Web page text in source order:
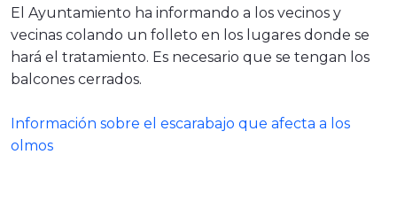
El Ayuntamiento ha informando a los vecinos y
vecinas colando un folleto en los lugares donde se
hará el tratamiento. Es necesario que se tengan los
balcones cerrados.
Información sobre el escarabajo que afecta a los
olmos